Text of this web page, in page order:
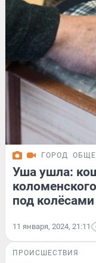
ГОРОД
Уша ушла:
под
11 января, 2024, 21:11
ПРОИСШЕСТВИЯ